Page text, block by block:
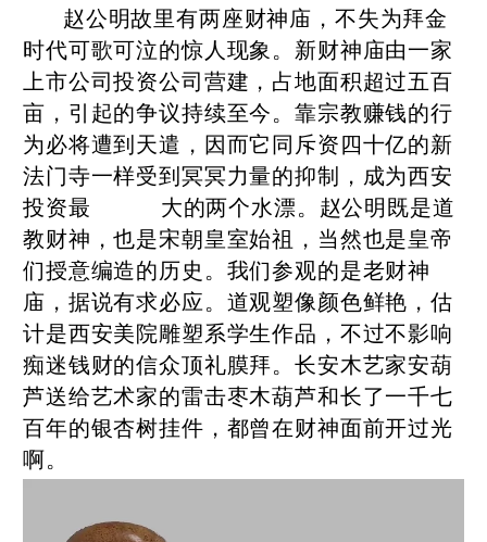
赵公明故里有两座财神庙，不失为拜金
时代可歌可泣的惊人现象。新财神庙由一家
上市公司投资公司营建，占地面积超过五百
亩，引起的争议持续至今。靠宗教赚钱的行
为必将遭到天遣，因而它同斥资四十亿的新
法门寺一样受到冥冥力量的抑制，成为西安
投资最 大的两个水漂。赵公明既是道
教财神，也是宋朝皇室始祖，当然也是皇帝
们授意编造的历史。我们参观的是老财神
庙，据说有求必应。道观塑像颜色鲜艳，估
计是西安美院雕塑系学生作品，不过不影响
痴迷钱财的信众顶礼膜拜。长安木艺家安葫
芦送给艺术家的雷击枣木葫芦和长了一千七
百年的银杏树挂件，都曾在财神面前开过光
啊。